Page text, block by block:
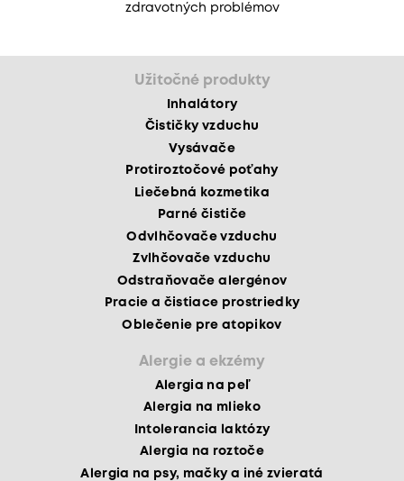
zdravotných problémov
Užitočné produkty
Inhalátory
Čističky vzduchu
Vysávače
Protiroztočové poťahy
Liečebná kozmetika
Parné čističe
Odvlhčovače vzduchu
Zvlhčovače vzduchu
Odstraňovače alergénov
Pracie a čistiace prostriedky
Oblečenie pre atopikov
Alergie a ekzémy
Alergia na peľ
Alergia na mlieko
Intolerancia laktózy
Alergia na roztoče
Alergia na psy, mačky a iné zvieratá